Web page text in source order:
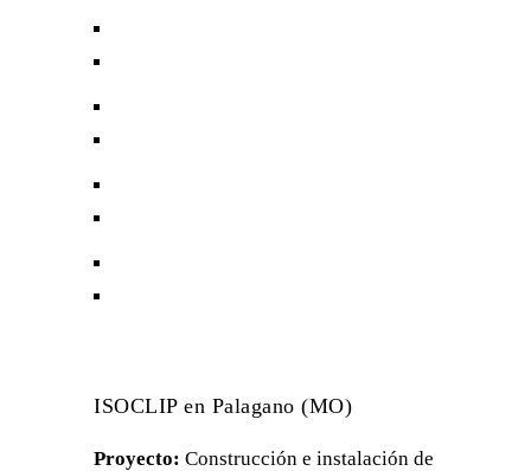
ISOCLIP en Palagano (MO)
Proyecto: Construcción e instalación de